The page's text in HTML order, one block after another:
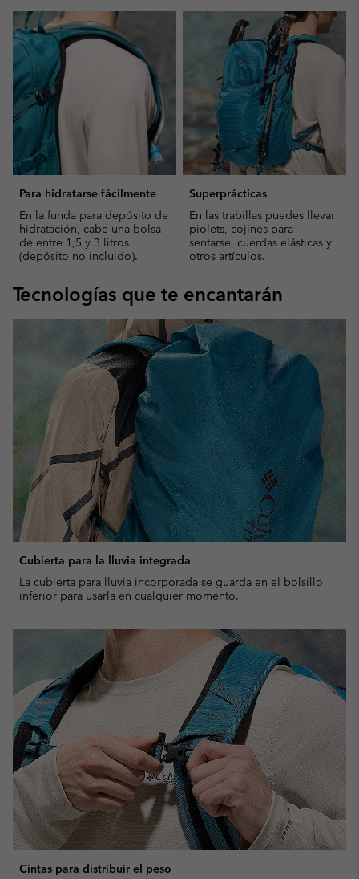
Para hidratarse fácilmente
En la funda para depósito de
hidratación, cabe una bolsa
de entre 1,5 y 3 litros
(depósito no incluido).
Superprácticas
En las trabillas puedes llevar
piolets, cojines para
sentarse, cuerdas elásticas y
otros artículos.
Tecnologías que te encantarán
Cubierta para la lluvia integrada
La cubierta para lluvia incorporada se guarda en el bolsillo
inferior para usarla en cualquier momento.
Cintas para distribuir el peso